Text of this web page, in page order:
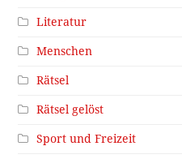
Literatur
Menschen
Rätsel
Rätsel gelöst
Sport und Freizeit